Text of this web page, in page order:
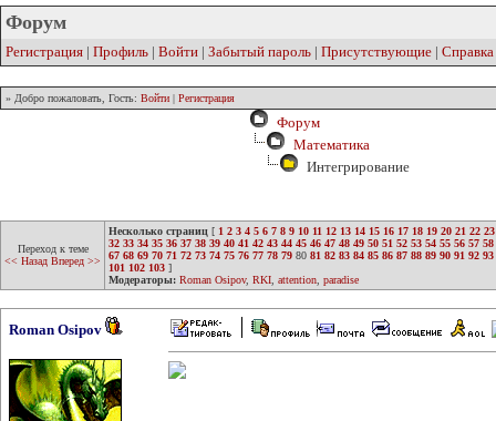
Форум
Регистрация | Профиль | Войти | Забытый пароль | Присутствующие | Справка
» Добро пожаловать, Гость: Войти | Регистрация
Форум
Математика
Интегрирование
Переход к теме
<< Назад Вперед >>
Несколько страниц [ 1 2 3 4 5 6 7 8 9 10 11 12 13 14 15 16 17 18 19 20 21 22 23
32 33 34 35 36 37 38 39 40 41 42 43 44 45 46 47 48 49 50 51 52 53 54 55 56 57 58
67 68 69 70 71 72 73 74 75 76 77 78 79 80 81 82 83 84 85 86 87 88 89 90 91 92 93
101 102 103 ]
Модераторы: Roman Osipov, RKI attention paradise
Roman Osipov